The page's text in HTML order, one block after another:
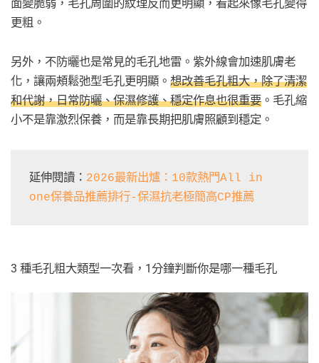
面變脆弱，毛孔周圍的紋理反而更明顯，看起來像毛孔變得
更粗。
另外，不防曬也是常見的毛孔地雷。紫外線會加速肌膚老
化，讓兩頰鬆弛型毛孔更明顯。 想改善毛孔粗大，除了清潔
和代謝，日常防曬、保濕修護、穩定作息也很重要 。毛孔縮
小不是靠激烈保養，而是靠長期把肌膚照顧到穩定。
延伸閱讀： 2026最新出爐：10款熱門All in
one保養品推薦排行-保濕抗老極簡高CP推薦
3 種毛孔粗大類型一次看，1分鐘判斷你是哪一種毛孔